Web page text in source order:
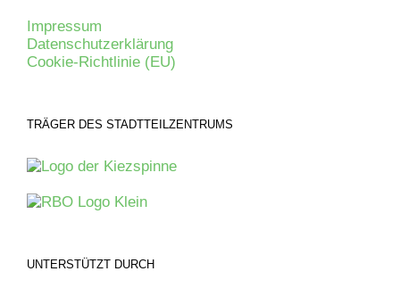
Impressum
Datenschutzerklärung
Cookie-Richtlinie (EU)
TRÄGER DES STADTTEILZENTRUMS
UNTERSTÜTZT DURCH